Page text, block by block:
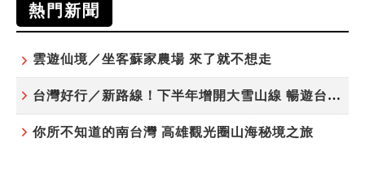
熱門新聞
雲遊仙境／坐客蘇家農場 來了就不想走
台灣好行／新路線！下半年增開大雪山線 暢遊台中更便利
你所不知道的南台灣 高雄觀光圈山海秘境之旅